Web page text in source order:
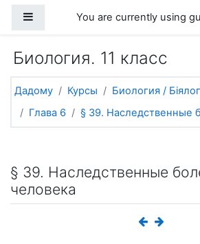
Side panelYou are currently using
Биология. 11 класс
Дадому Курсы Биология /
Глава 6
§ 39. Наследственные
§ 39. Наследственные
человека